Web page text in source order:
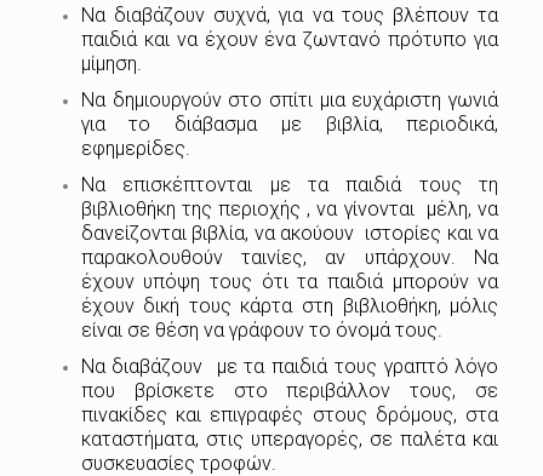
Να διαβάζουν συχνά, για να τους βλέπουν τα
παιδιά και να έχουν ένα ζωντανό πρότυπο για
μίμηση.
Να δημιουργούν στο σπίτι μια ευχάριστη γωνιά
για το διάβασμα με βιβλία, περιοδικά,
εφημερίδες.
Να επισκέπτονται με τα παιδιά τους τη
βιβλιοθήκη της περιοχής , να γίνονται μέλη, να
δανείζονται βιβλία, να ακούουν ιστορίες και να
παρακολουθούν ταινίες, αν υπάρχουν. Να
έχουν υπόψη τους ότι τα παιδιά μπορούν να
έχουν δική τους κάρτα στη βιβλιοθήκη, μόλις
είναι σε θέση να γράφουν το όνομά τους.
Να διαβάζουν με τα παιδιά τους γραπτό λόγο
που βρίσκετε στο περιβάλλον τους, σε
πινακίδες και επιγραφές στους δρόμους, στα
καταστήματα, στις υπεραγορές, σε παλέτα και
συσκευασίες τροφών.